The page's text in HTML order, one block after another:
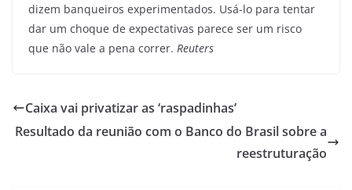
dizem banqueiros experimentados. Usá-lo para tentar
dar um choque de expectativas parece ser um risco
que não vale a pena correr. Reuters
Caixa vai privatizar as ‘raspadinhas’
Resultado da reunião com o Banco do Brasil sobre a
reestruturação